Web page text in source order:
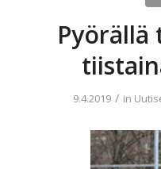
Pyörällä
9.4.2019 / in